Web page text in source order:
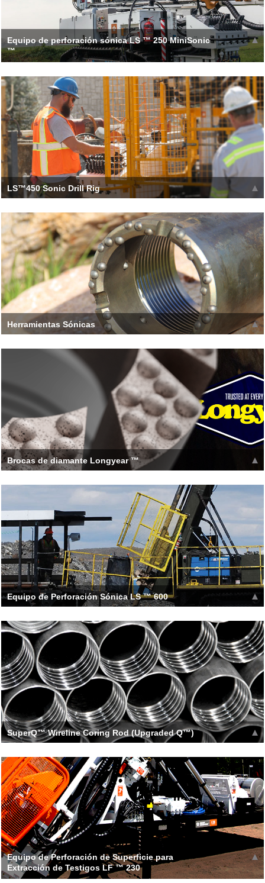
Equipo de perforación sónica LS ™ 250 MiniSonic
™
rotation barrier which slows the hea Leer más >>
LS™450 Sonic Drill Rig
compact rig perfect for vari Leer más >>
Herramientas Sónicas
varios procesos especiales de tratamiento térmico Leer más >>
Brocas de diamante Longyear ™
protrusions on the face of the bit contain di Leer más >>
Equipo de Perforación Sónica LS ™ 600
head, preventing resonant aenergy from Leer más >>
SuperQ™ Wireline Coring Rod (Upgraded Q™)
version of the Q® system that has been tru Leer más >>
Equipo de Perforación de Superficie para
Extracción de Testigos LF ™ 230